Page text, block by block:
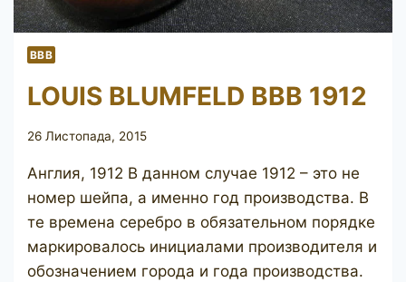
BBB
LOUIS BLUMFELD BBB 1912
26 Листопада, 2015
Англия, 1912 В данном случае 1912 – это не
номер шейпа, а именно год производства. В
те времена серебро в обязательном порядке
маркировалось инициалами производителя и
обозначением города и года производства.